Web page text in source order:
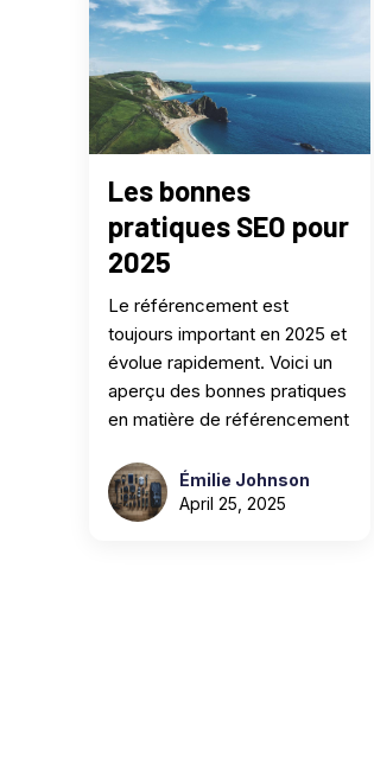
Les bonnes
pratiques SEO pour
2025
Le référencement est
toujours important en 2025 et
évolue rapidement. Voici un
aperçu des bonnes pratiques
en matière de référencement
Émilie Johnson
April 25, 2025